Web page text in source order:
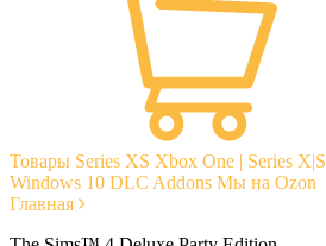
Товары Series XS Xbox One | Series X|S
Windows 10 DLC Addons Мы на Ozon
Главная